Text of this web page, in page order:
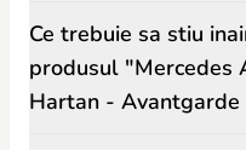
Ce trebuie sa stiu
produsul "Mercedes
Hartan -